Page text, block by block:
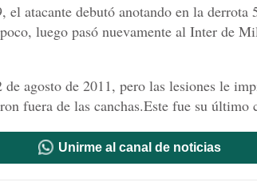
el atacante debutó anotando en la derrota
luego pasó nuevamente al Inter de
agosto de 2011, pero las lesiones le
fuera de las canchas.Este fue su último
Unirme al canal de noticias